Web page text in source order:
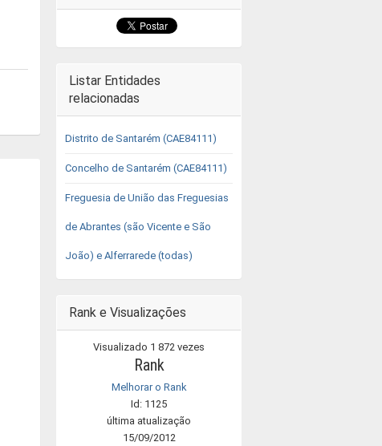
Listar Entidades
relacionadas
Distrito de Santarém (CAE84111)
Concelho de Santarém (CAE84111)
Freguesia de União das Freguesias
de Abrantes (são Vicente e São
João) e Alferrarede (todas)
Rank e Visualizações
Visualizado 1 872 vezes
Rank
Melhorar o Rank
Id: 1125
última atualização
15/09/2012